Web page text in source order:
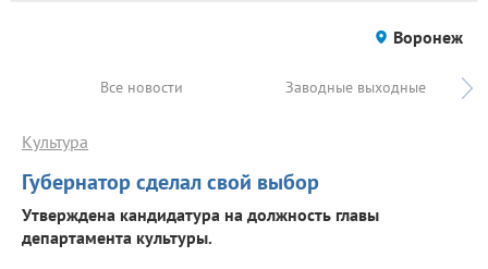
Воронеж
Все новости Заводные выходные
Губернатор сделал свой выбор
Культура
Утверждена кандидатура на должность главы
департамента культуры.